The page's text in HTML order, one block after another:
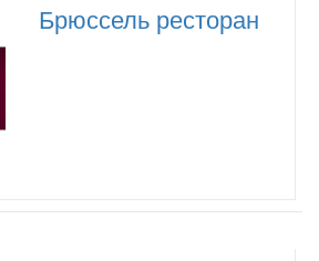
Брюссель ресторан